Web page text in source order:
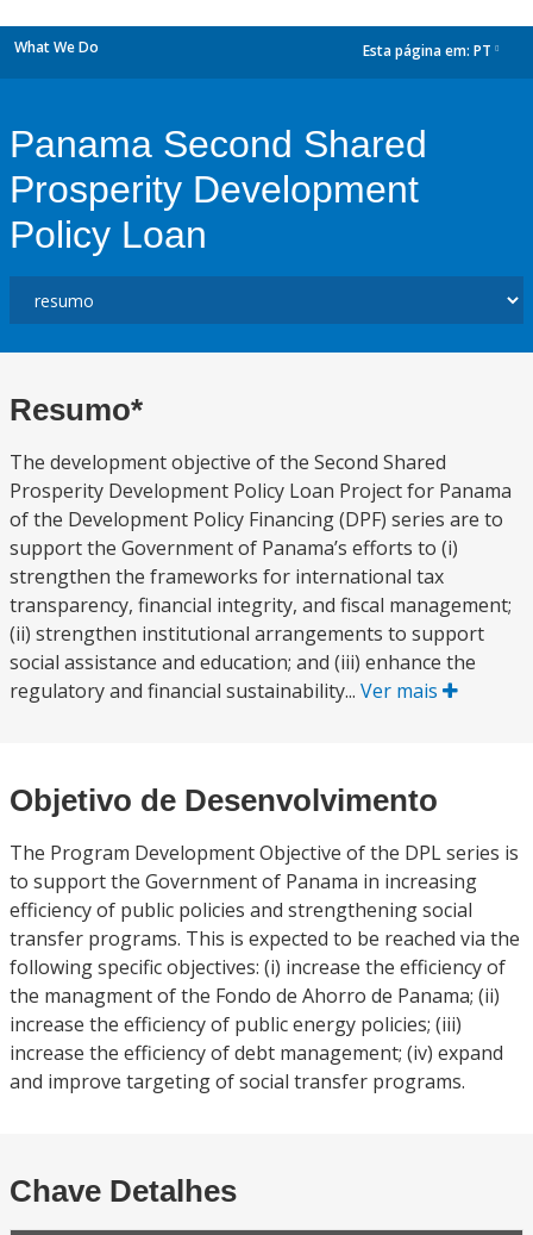
What We Do Esta página em: PT
Panama Second Shared
Prosperity Development
Policy Loan
Resumo*
The development objective of the Second Shared
Prosperity Development Policy Loan Project for Panama
of the Development Policy Financing (DPF) series are to
support the Government of Panama’s efforts to (i)
strengthen the frameworks for international tax
transparency, financial integrity, and fiscal management;
(ii) strengthen institutional arrangements to support
social assistance and education; and (iii) enhance the
regulatory and financial sustainability... Ver mais
Objetivo de Desenvolvimento
The Program Development Objective of the DPL series is
to support the Government of Panama in increasing
efficiency of public policies and strengthening social
transfer programs. This is expected to be reached via the
following specific objectives: (i) increase the efficiency of
the managment of the Fondo de Ahorro de Panama; (ii)
increase the efficiency of public energy policies; (iii)
increase the efficiency of debt management; (iv) expand
and improve targeting of social transfer programs.
Chave Detalhes